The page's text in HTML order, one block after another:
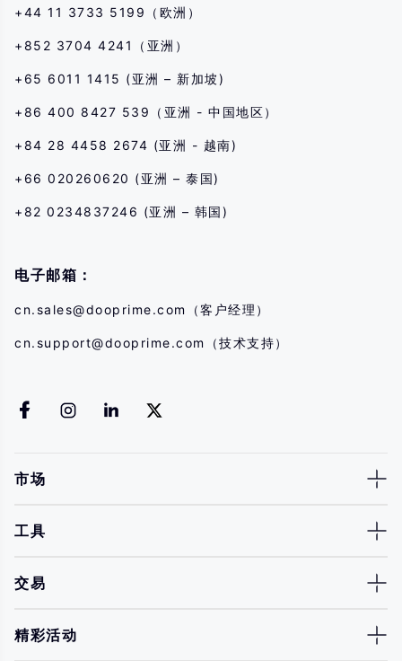
+44 11 3733 5199（欧洲）
+852 3704 4241（亚洲）
+65 6011 1415 (亚洲 – 新加坡)
+86 400 8427 539（亚洲 - 中国地区）
+84 28 4458 2674 (亚洲 - 越南)
+66 020260620 (亚洲 – 泰国)
+82 0234837246 (亚洲 – 韩国)
电子邮箱：
cn.sales@dooprime.com （客户经理）
cn.support@dooprime.com （技术支持）
市场
工具
交易
精彩活动